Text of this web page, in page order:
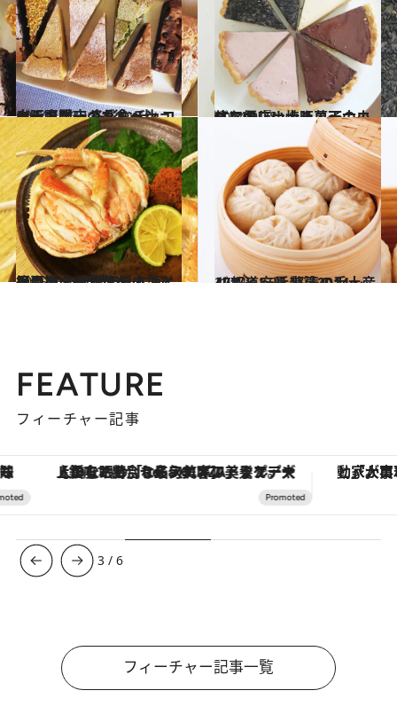
2014.11.30
大阪で唯一のガトーショコラ専門店 多彩なチョコレートケーキを食べ比べ！
グルメ 2014.9.28
体に優しい焼き菓子の小さなお店 大阪・天六エリアの『ナナハコ』
グルメ
2015.1.12
カウンター10席の小さな居酒屋 心斎橋で日本酒と絶品揃いの酒菜を
グルメ 2014.11.29
47都道府県 怒涛の手土産リスト ～近畿篇2014～
グルメ
FEATURE
フィーチャー記事
【銀座で出合う最旬美容】美髪ケアや上質な眠り…セルフケアのアップデートから、特別な名入れギフトまで。大人のための「ReFa GINZA」クルーズ
3 /6
フィーチャー記事一覧